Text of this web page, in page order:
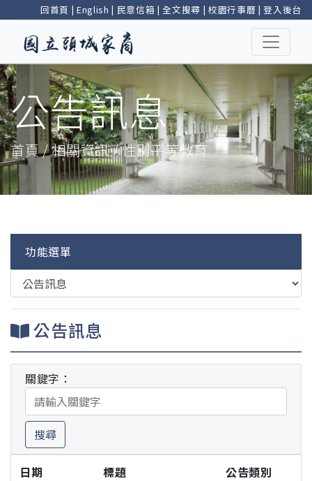
回首頁 | English | 民意信箱 |全文搜尋 | 校園行事曆 |登入後台
公告訊息
首頁 / 相關資訊 / 性別平等教育
功能選單
公告訊息
關鍵字：
搜尋
日期 標題 公告類別